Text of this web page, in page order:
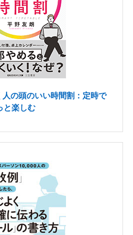
の頭のいい時間割：定時で
と楽しむ